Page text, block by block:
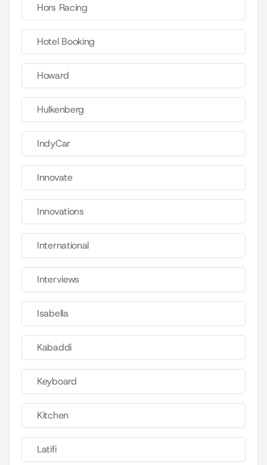
Hors Racing
Hotel Booking
Howard
Hulkenberg
IndyCar
Innovate
Innovations
International
Interviews
Isabella
Kabaddi
Keyboard
Kitchen
Latifi